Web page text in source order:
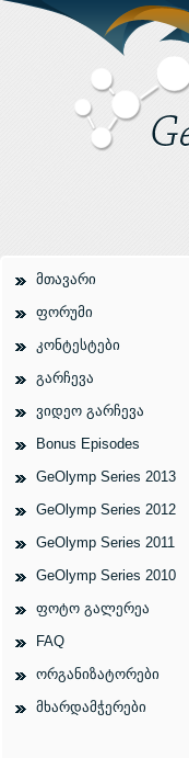
მთავარი
ფორუმი
კონტესტები
გარჩევა
ვიდეო გარჩევა
Bonus Episodes
GeOlymp Series 2013
GeOlymp Series 2012
GeOlymp Series 2011
GeOlymp Series 2010
ფოტო გალერეა
FAQ
ორგანიზატორები
მხარდამჭერები